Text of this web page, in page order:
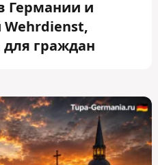
Германии и
Wehrdienst,
граждан